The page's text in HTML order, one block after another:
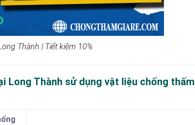
Thành | Tiết kiệm 10%
Long Thành sử dụng vật liệu chống thấm